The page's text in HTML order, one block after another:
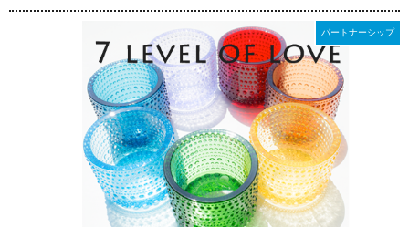
パートナーシップ